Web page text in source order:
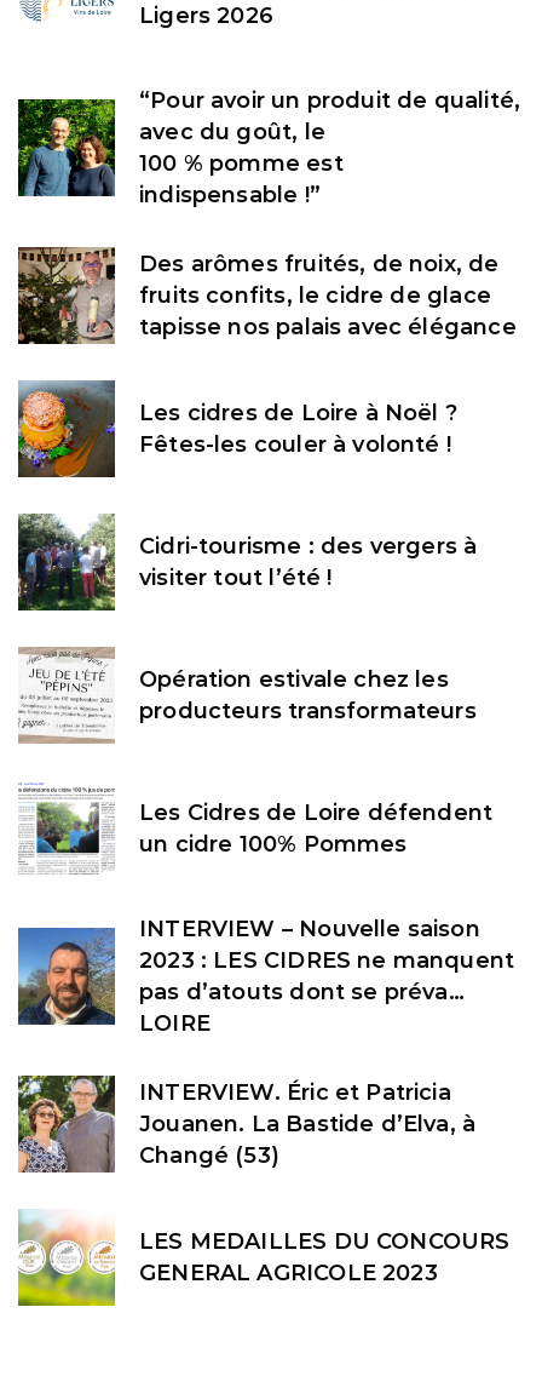
Ligers 2026
“Pour avoir un produit de qualité,
avec du goût, le
100 % pomme est
indispensable !”
Des arômes fruités, de noix, de
fruits confits, le cidre de glace
tapisse nos palais avec élégance
Les cidres de Loire à Noël ?
Fêtes-les couler à volonté !
Cidri-tourisme : des vergers à
visiter tout l’été !
Opération estivale chez les
producteurs transformateurs
Les Cidres de Loire défendent
un cidre 100% Pommes
INTERVIEW – Nouvelle saison
2023 : LES CIDRES ne manquent
pas d’atouts dont se préva…
LOIRE
INTERVIEW. Éric et Patricia
Jouanen. La Bastide d’Elva, à
Changé (53)
LES MEDAILLES DU CONCOURS
GENERAL AGRICOLE 2023